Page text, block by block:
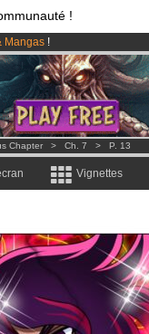
!
Mangas !
eurospar mois !Clique ici
Chapter > Ch. 7 > P. 13
Vignettes